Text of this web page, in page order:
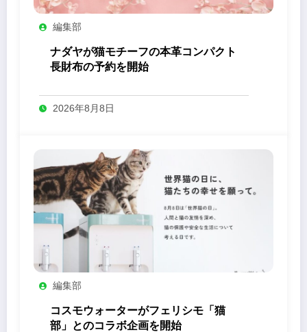
編集部
ナダヤが猫モチーフの本革コンパクト
長財布の予約を開始
2026年8月8日
編集部
コスモウォーターがフェリシモ「猫
部」とのコラボ企画を開始